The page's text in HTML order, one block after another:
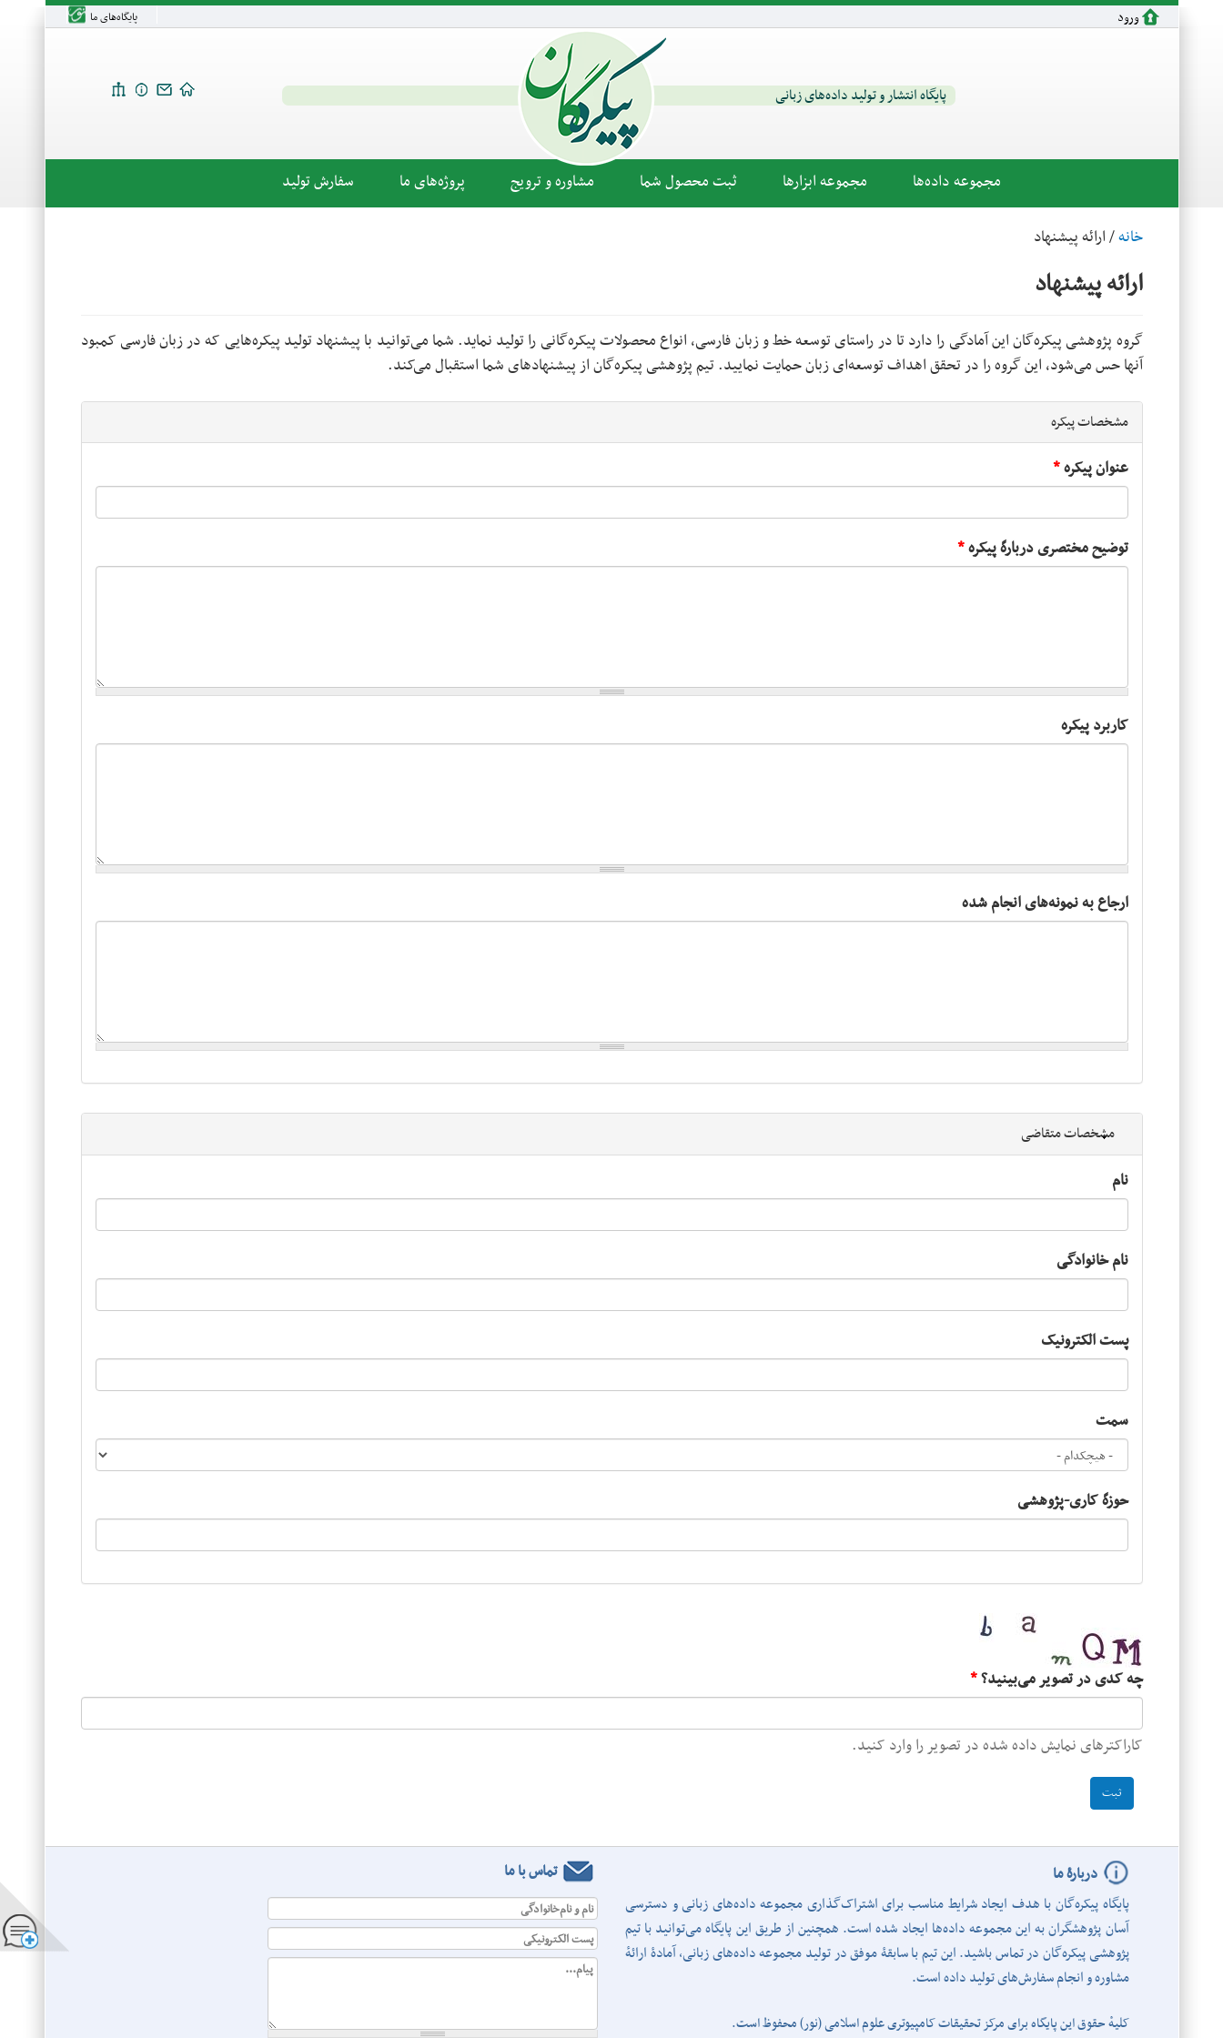
رفتن به محتوای اصلی
ورود پایگاه‌های ما
پایگاه انتشار و تولید داده‌های زبانی
مجموعه داده‌ها مجموعه ابزارها ثبت محصول شما مشاوره و ترویج پروژه‌های ما سفارش تولید
خانه/ ارائه پیشنهاد
ارائه پیشنهاد
گروه پژوهشی پیکره‌گان این آمادگی را دارد تا در راستای توسعه خط و زبان فارسی، انواع محصولات پیکره‌گانی را تولید نماید. شما می‌توانید با پیشنهاد تولید پیکره‌هایی که در زبان فارسی کمبود
آنها حس می‌شود، این گروه را در تحقق اهداف توسعه‌ای زبان حمایت نمایید. تیم پژوهشی پیکره‌گان از پیشنهادهای شما استقبال می‌کند.
مشخصات پیکره
عنوان پیکره*
توضیح مختصری دربارهً پیکره*
کاربرد پیکره
ارجاع به نمونه‌های انجام شده
Hide
مشخصات متقاضی
نام
نام خانوادگی
پست الکترونیک
سمت
حوزهً کاری-پژوهشی
چه کدی در تصویر می‌بینید؟*
کاراکترهای نمایش داده شده در تصویر را وارد کنید.
دربارۀ ما
پایگاه پیکره‌گان با هدف ایجاد شرایط مناسب برای اشتراک‌گذاری مجموعه داده‌های زبانی و دسترسی
آسان پژوهشگران به این مجموعه داده‌ها ایجاد شده است. همچنین از طریق این پایگاه می‌توانید با تیم
پژوهشی پیکره‌گان در تماس باشید. این تیم با سابقۀ موفق در تولید مجموعه داده‌های زبانی، آمادهٔ ارائهٔ
مشاوره و انجام سفارش‌های تولید داده است.
کلیهٔ حقوق این پایگاه برایمرکز تحقیقات کامپیوتری علوم اسلامی (نور)محفوظ است.
تماس با ما
نام و نام‌خانوادگی
پست الکترونیکی
پیام...